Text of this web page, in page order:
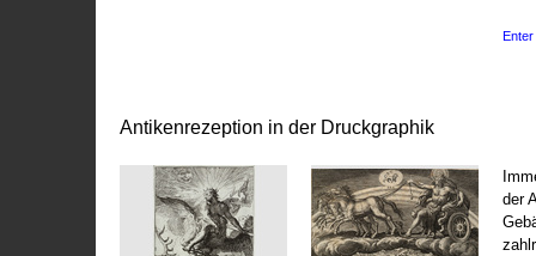
Enter
Antikenrezeption in der Druckgraphik
der